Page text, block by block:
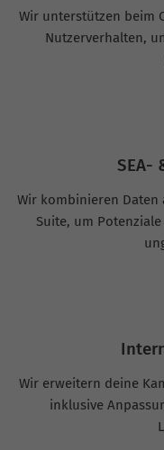
Wir unterstützen beim
Nutzerverhalten,
SEA-
Wir kombinieren Daten
Suite, um
Wir erweitern deine
inklusive